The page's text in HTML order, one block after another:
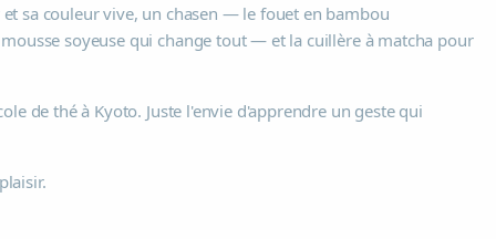
sa couleur vive, un chasen — le fouet en bambou
soyeuse qui change tout — et la cuillère à matcha pour
de thé à Kyoto. Juste l'envie d'apprendre un geste qui